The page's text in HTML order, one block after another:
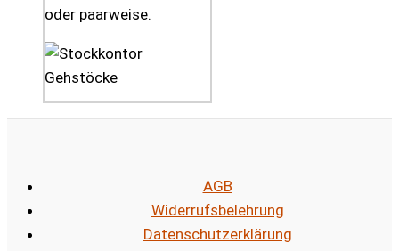
oder paarweise.
AGB
Widerrufsbelehrung
Datenschutzerklärung